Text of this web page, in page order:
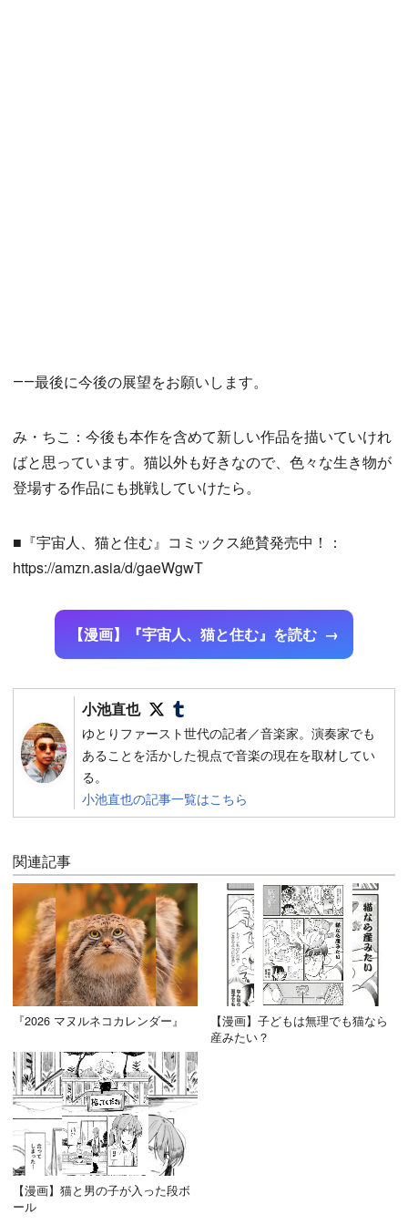
――最後に今後の展望をお願いします。
み・ちこ：今後も本作を含めて新しい作品を描いていけれ
ばと思っています。猫以外も好きなので、色々な生き物が
登場する作品にも挑戦していけたら。
■『宇宙人、猫と住む』コミックス絶賛発売中！：
https://amzn.asia/d/gaeWgwT
【漫画】『宇宙人、猫と住む』を読む
小池直也 Follow on SNS
ゆとりファースト世代の記者／音楽家。演奏家でも
あることを活かした視点で音楽の現在を取材してい
る。
小池直也の記事一覧はこちら
関連記事
『2026 マヌルネコカレンダー』
【漫画】子どもは無理でも猫なら
産みたい？
【漫画】猫と男の子が入った段ボ
ール